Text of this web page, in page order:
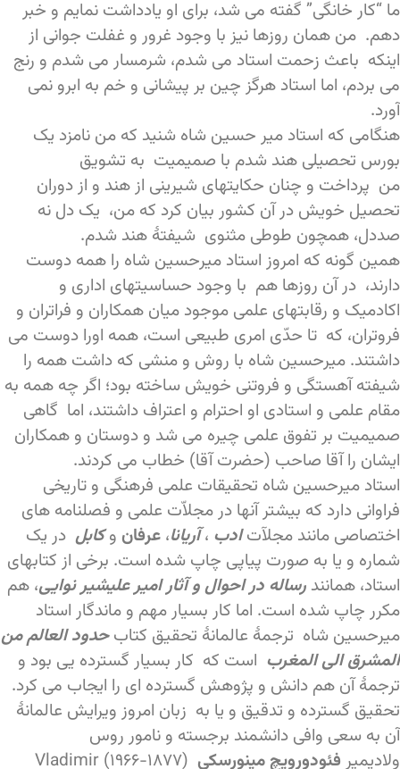
ما “کار خانگی” گفته می شد، برای او یادداشت نمایم و خبر
دهم. من همان روزها نیز با وجود غرور و غفلت جوانی از
اینکه باعث زحمت استاد می شدم، شرمسار می شدم و رنج
می بردم، اما استاد هرگز چین بر پیشانی و خم به ابرو نمی
آورد.
هنگامی که استاد میر حسین شاه شنید که من نامزد یک
بورس تحصیلی هند شدم با صمیمیت به تشویق
من پرداخت و چنان حکایتهای شیرینی از هند و از دوران
تحصیل خویش در آن کشور بیان کرد که من، یک دل نه
صددل، همچون طوطی مثنوی شیفتۀ هند شدم.
همین گونه که امروز استاد میرحسین شاه را همه دوست
دارند، در آن روزها هم با وجود حساسیتهای اداری و
اکادمیک و رقابتهای علمی موجود میان همکاران و فراتران و
فروتران، که تا حدّی امری طبیعی است، همه اورا دوست می
داشتند. میرحسین شاه با روش و منشی که داشت همه را
شیفته آهستگی و فروتنی خویش ساخته بود؛ اگر چه همه به
مقام علمی و استادی او احترام و اعتراف داشتند، اما گاهی
صمیمیت بر تفوق علمی چیره می شد و دوستان و همکاران
ایشان را آقا صاحب (حضرت آقا) خطاب می کردند.
استاد میرحسین شاه تحقیقات علمی فرهنگی و تاریخی
فراوانی دارد که بیشتر آنها در مجلاّت علمی و فصلنامه های
اختصاصی مانند مجلآتادب ،آریانا، عرفان وکابل در یک
شماره و یا به صورت پیاپی چاپ شده است. برخی از کتابهای
استاد، همانند رساله در احوال و آثار امیر علیشیر نوایی، هم
مکرر چاپ شده است. اما کار بسیار مهم و ماندگار استاد
میرحسین شاه ترجمۀ عالمانۀ تحقیق کتابحدود العالم من
المشرق الی المغرب است که کار بسیار گسترده یی بود و
ترجمۀ آن هم دانش و پژوهش گسترده ای را ایجاب می کرد.
تحقیق گسترده و تدقیق و یا به زبان امروز ویرایش عالمانۀ
آن به سعی وافی دانشمند برجسته و نامور روس
ولادیمیر فئودورویچ مینورسکی
(۱۸۷۷-۱۹۶۶) Vladimir